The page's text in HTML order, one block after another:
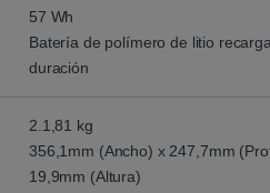
57 Wh
Batería de polímero de litio
duración
2.1,81 kg
356,1mm (Ancho) x 247,7mm
19,9mm (Altura)